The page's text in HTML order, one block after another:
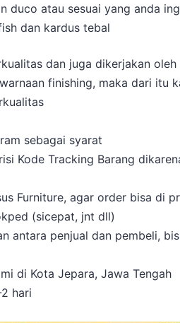
duco atau sesuai yang anda
dan kardus tebal
dan juga dikerjakan
finishing, maka dari itu
sebagai syarat
Kode Tracking Barang
Furniture, agar order bisa di
(sicepat, jnt dll)
antara penjual dan pembeli,
di Kota Jepara, Jawa Tengah
hari